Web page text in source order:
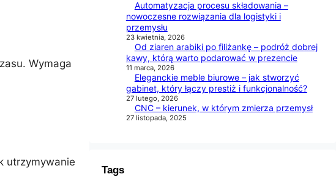
Wymaga
utrzymywanie
Automatyzacja procesu składowania –
nowoczesne rozwiązania dla logistyki i
przemysłu
23 kwietnia, 2026
Od ziaren arabiki po filiżankę – podróż dobrej
kawy, którą warto podarować w prezencie
11 marca, 2026
Eleganckie meble biurowe – jak stworzyć
gabinet, który łączy prestiż i funkcjonalność?
27 lutego, 2026
CNC – kierunek, w którym zmierza przemysł
27 listopada, 2025
Tags